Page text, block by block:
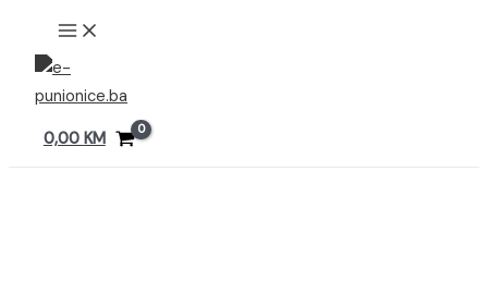
Preskoči
sadržaj
MAIN
MENU
0,00 KM